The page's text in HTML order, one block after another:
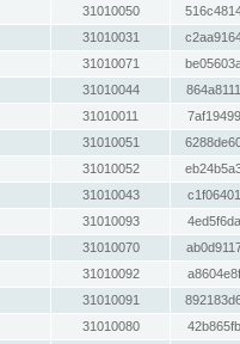
31010050
31010031
31010071
31010044
31010011
31010051
31010052
31010043
31010093
31010070
31010092
31010091
31010080